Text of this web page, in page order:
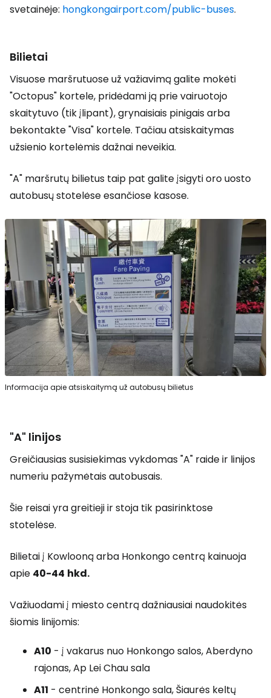
svetainėje: hongkongairport.com/public-buses.
Bilietai
Visuose maršrutuose už važiavimą galite mokėti
"Octopus" kortele, pridėdami ją prie vairuotojo
skaitytuvo (tik įlipant), grynaisiais pinigais arba
bekontakte "Visa" kortele. Tačiau atsiskaitymas
užsienio kortelėmis dažnai neveikia.
"A" maršrutų bilietus taip pat galite įsigyti oro uosto
autobusų stotelėse esančiose kasose.
Informacija apie atsiskaitymą už autobusų bilietus
"A" linijos
Greičiausias susisiekimas vykdomas "A" raide ir linijos
numeriu pažymėtais autobusais.
Šie reisai yra greitieji ir stoja tik pasirinktose
stotelėse.
Bilietai į Kowlooną arba Honkongo centrą kainuoja
apie 40-44 hkd.
Važiuodami į miesto centrą dažniausiai naudokitės
šiomis linijomis:
A10 - į vakarus nuo Honkongo salos, Aberdyno
rajonas, Ap Lei Chau sala
A11 - centrinė Honkongo sala, Šiaurės keltų